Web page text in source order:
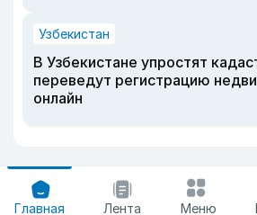
Узбекистан
В Узбекистане упростят
переведут регистрацию
онлайн
Главная Лента Меню